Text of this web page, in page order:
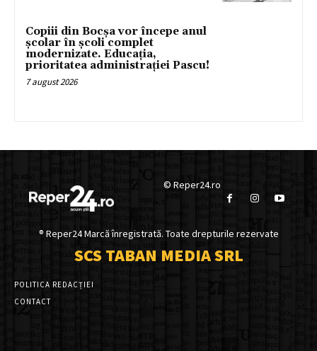
Copiii din Bocșa vor începe anul
școlar în școli complet
modernizate. Educația,
prioritatea administrației Pascu!
7 august 2026
© Reper24.ro
® Reper24 Marcă înregistrată. Toate drepturile rezervate
SCS TABAN MEDIA SRL
POLITICA REDACȚIEI
CONTACT